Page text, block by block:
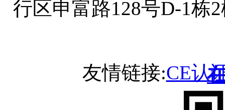
行区申富路128号D-1
友情链接:CE认